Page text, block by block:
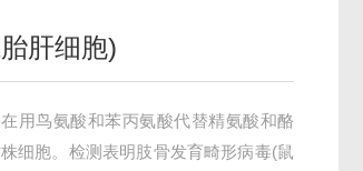
肝细胞)
用鸟氨酸和苯丙氨酸代替精氨酸和酪
细胞。检测表明肢骨发育畸形病毒(鼠